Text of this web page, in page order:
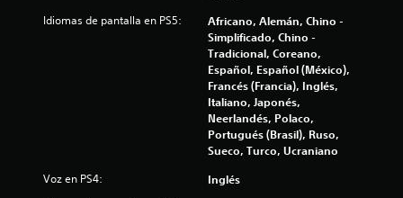
t
a
l
d
e
Idiomas de pantalla en PS5:
Africano, Alemán, Chino -
Simplificado, Chino -
Tradicional, Coreano,
Español, Español (México),
Francés (Francia), Inglés,
Italiano, Japonés,
Neerlandés, Polaco,
Portugués (Brasil), Ruso,
Sueco, Turco, Ucraniano
Voz en PS4: Inglés